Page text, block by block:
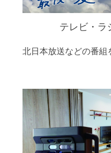
テレビ・ラ
北日本放送などの番組